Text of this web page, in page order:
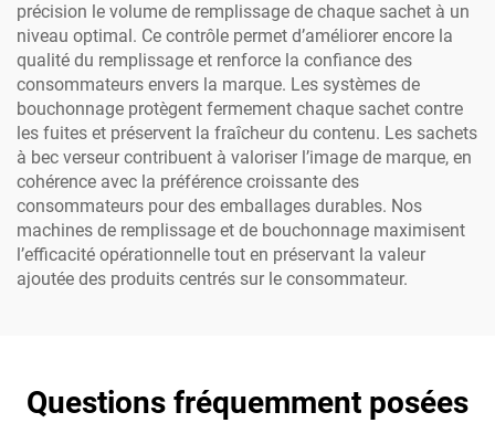
précision le volume de remplissage de chaque sachet à un
niveau optimal. Ce contrôle permet d’améliorer encore la
qualité du remplissage et renforce la confiance des
consommateurs envers la marque. Les systèmes de
bouchonnage protègent fermement chaque sachet contre
les fuites et préservent la fraîcheur du contenu. Les sachets
à bec verseur contribuent à valoriser l’image de marque, en
cohérence avec la préférence croissante des
consommateurs pour des emballages durables. Nos
machines de remplissage et de bouchonnage maximisent
l’efficacité opérationnelle tout en préservant la valeur
ajoutée des produits centrés sur le consommateur.
Questions fréquemment posées